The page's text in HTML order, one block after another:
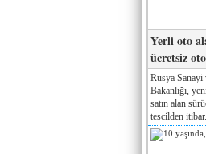
Yerli oto
ücretsiz
Rusya Sanayi
Bakanlığı,
satın alan
tescilden itibar...